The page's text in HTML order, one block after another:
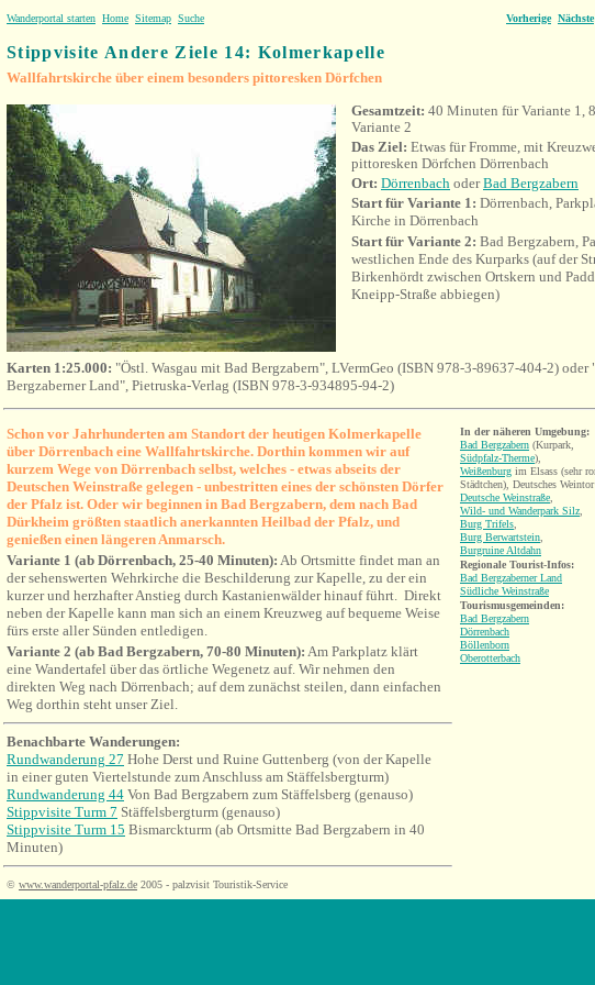
Wanderportal starten Home Sitemap Suche Vorherige Nächste
Stippvisite Andere Ziele 14: Kolmerkapelle
Wallfahrtskirche über einem besonders pittoresken Dörfchen
Gesamtzeit: 40 Minuten für Variante 1,
Variante 2
Das Ziel: Etwas für Fromme, mit
pittoresken Dörfchen Dörrenbach
Ort: Dörrenbach oderBad Bergzabern
Start für Variante 1: Dörrenbach,
Kirche in Dörrenbach
Start für Variante 2: Bad Bergzabern,
westlichen Ende des Kurparks (auf der
Birkenhördt zwischen Ortskern und
Kneipp-Straße abbiegen)
Karten 1:25.000: "Östl. Wasgau mit Bad Bergzabern", LVermGeo (ISBN 978-3-89637-404-2) oder
Bergzaberner Land", Pietruska-Verlag (ISBN 978-3-934895-94-2)
Schon vor Jahrhunderten am Standort der heutigen Kolmerkapelle
über Dörrenbach eine Wallfahrtskirche. Dorthin kommen wir auf
kurzem Wege von Dörrenbach selbst, welches - etwas abseits der
Deutschen Weinstraße gelegen - unbestritten eines der schönsten Dörfer
der Pfalz ist. Oder wir beginnen in Bad Bergzabern, dem nach Bad
Dürkheim größten staatlich anerkannten Heilbad der Pfalz, und
genießen einen längeren Anmarsch.
Variante 1 (ab Dörrenbach, 25-40 Minuten): Ab Ortsmitte findet man an
der sehenswerten Wehrkirche die Beschilderung zur Kapelle, zu der ein
kurzer und herzhafter Anstieg durch Kastanienwälder hinauf führt. Direkt
neben der Kapelle kann man sich an einem Kreuzweg auf bequeme Weise
fürs erste aller Sünden entledigen.
Variante 2 (ab Bad Bergzabern, 70-80 Minuten): Am Parkplatz klärt
eine Wandertafel über das örtliche Wegenetz auf. Wir nehmen den
direkten Weg nach Dörrenbach; auf dem zunächst steilen, dann einfachen
Weg dorthin steht unser Ziel.
Benachbarte Wanderungen:
Rundwanderung 27 Hohe Derst und Ruine Guttenberg (von der Kapelle
in einer guten Viertelstunde zum Anschluss am Stäffelsbergturm)
Rundwanderung 44 Von Bad Bergzabern zum Stäffelsberg (genauso)
Stippvisite Turm 7 Stäffelsbergturm (genauso)
Stippvisite Turm 15 Bismarckturm (ab Ortsmitte Bad Bergzabern in 40
Minuten)
© www.wanderportal-pfalz.de 2005 - palzvisit Touristik-Service
In der näheren Umgebung:
Bad Bergzabern (Kurpark,
Südpfalz-Therme),
Weißenburg im Elsass (sehr
Städtchen), Deutsches Weintor
Deutsche Weinstraße
Wild- und Wanderpark Silz
Burg Trifels
Burg Berwartstein
Burgruine Altdahn
Regionale Tourist-Infos:
Bad Bergzaberner Land
Südliche Weinstraße
Tourismusgemeinden:
Bad Bergzabern
Dörrenbach
Böllenborn
Oberotterbach